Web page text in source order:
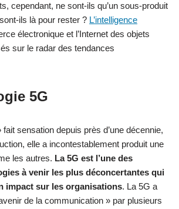
cependant, ne sont-ils qu’un sous-produit
ils là pour rester ? L’intelligence
électronique et l’Internet des objets
sur le radar des tendances
5G
fait sensation depuis près d’une décennie,
elle a incontestablement produit une
les autres. La 5G est l’une des
à venir les plus déconcertantes qui
impact sur les organisations. La 5G a
de la communication » par plusieurs